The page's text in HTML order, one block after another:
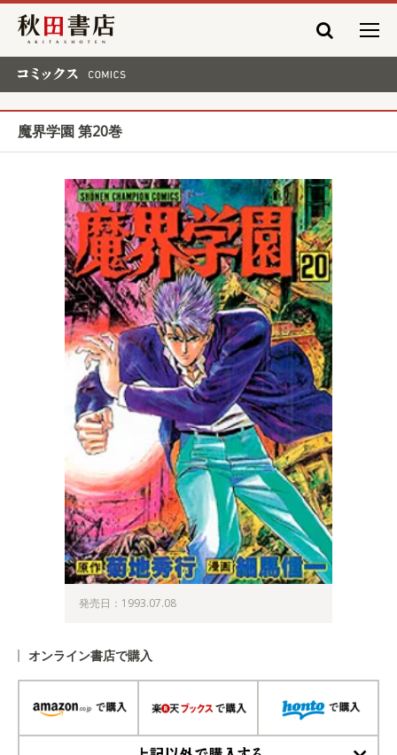
秋田書店
魔界学園 第20巻
発売日：1993.07.08
オンライン書店で購入